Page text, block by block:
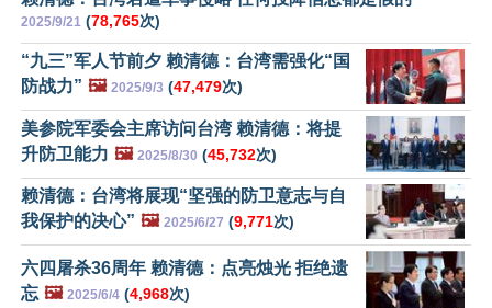
2025/9/21 (78,765次)
“九三”军人节前夕 赖清德：台湾需强化“国
防战力” 🖼️ 2025/9/3 (47,479次)
美参院军委会主席访问台湾 赖清德：将提
升防卫能力 🖼️ 2025/8/30 (45,732次)
赖清德：台湾将展现“坚强的防卫意志与自
我保护的决心” 🖼️ 2025/6/27 (9,771次)
六四屠杀36周年 赖清德：点亮烛光 拒绝遗
忘 🖼️ 2025/6/4 (4,968次)